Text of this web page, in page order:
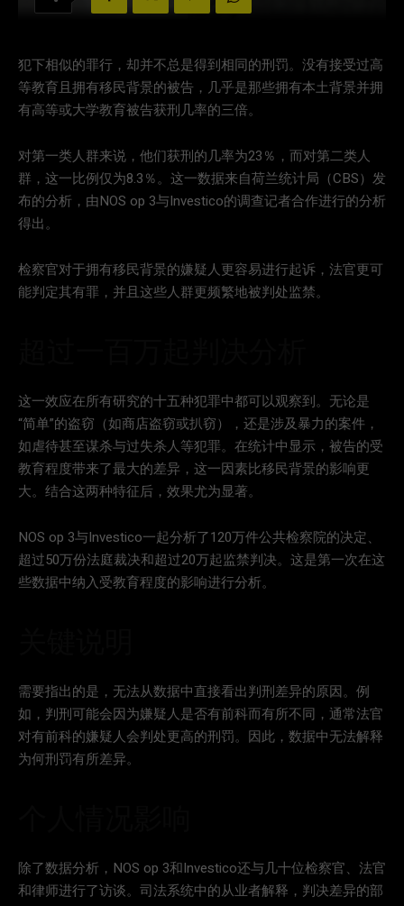
犯下相似的罪行，却并不总是得到相同的刑罚。没有接受过高
等教育且拥有移民背景的被告，几乎是那些拥有本土背景并拥
有高等或大学教育被告获刑几率的三倍。
对第一类人群来说，他们获刑的几率为23％，而对第二类人
群，这一比例仅为8.3％。这一数据来自荷兰统计局（CBS）发
布的分析，由NOS op 3与Investico的调查记者合作进行的分析
得出。
检察官对于拥有移民背景的嫌疑人更容易进行起诉，法官更可
能判定其有罪，并且这些人群更频繁地被判处监禁。
这一效应在所有研究的十五种犯罪中都可以观察到。无论是
“简单”的盗窃（如商店盗窃或扒窃），还是涉及暴力的案件，
如虐待甚至谋杀与过失杀人等犯罪。在统计中显示，被告的受
教育程度带来了最大的差异，这一因素比移民背景的影响更
大。结合这两种特征后，效果尤为显著。
NOS op 3与Investico一起分析了120万件公共检察院的决定、
超过50万份法庭裁决和超过20万起监禁判决。这是第一次在这
些数据中纳入受教育程度的影响进行分析。
需要指出的是，无法从数据中直接看出判刑差异的原因。例
如，判刑可能会因为嫌疑人是否有前科而有所不同，通常法官
对有前科的嫌疑人会判处更高的刑罚。因此，数据中无法解释
为何刑罚有所差异。
除了数据分析，NOS op 3和Investico还与几十位检察官、法官
和律师进行了访谈。司法系统中的从业者解释，判决差异的部